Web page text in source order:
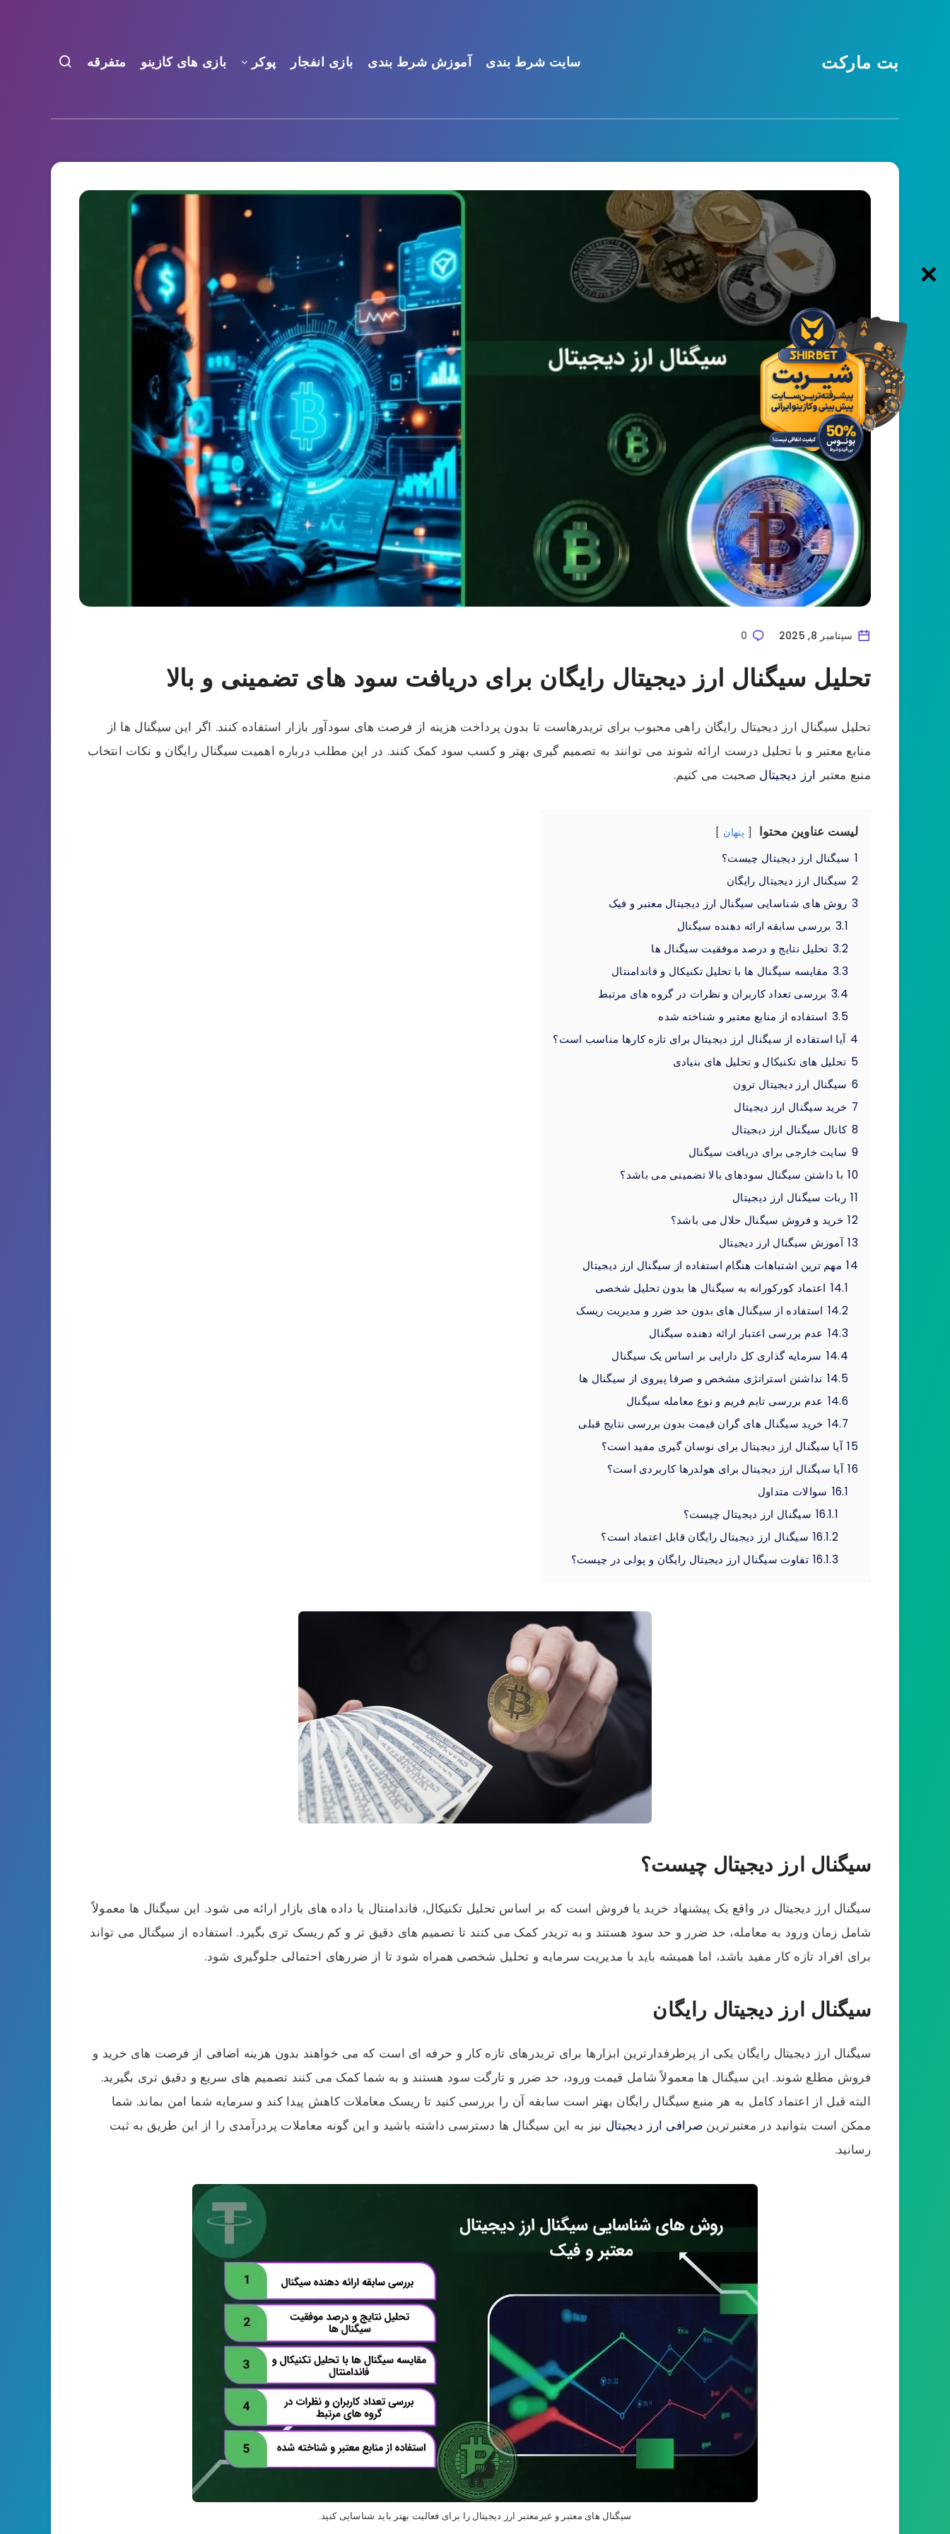
بت مارکت سایت شرط بندی آموزش شرط بندی بازی انفجار پوکر بازی های کازینو متفرقه
سپتامبر 8, 2025 0
تحلیل سیگنال ارز دیجیتال رایگان برای دریافت سود های تضمینی و بالا
تحلیل سیگنال ارز دیجیتال رایگان راهی محبوب برای تریدرهاست تا بدون پرداخت هزینه از فرصت های سودآور بازار استفاده کنند. اگر این سیگنال ها از
منابع معتبر و با تحلیل درست ارائه شوند می توانند به تصمیم گیری بهتر و کسب سود کمک کنند. در این مطلب درباره اهمیت سیگنال رایگان و نکات انتخاب
منبع معتبر ارز دیجیتال صحبت می کنیم.
لیست عناوین محتوا پنهان
1 سیگنال ارز دیجیتال چیست؟
2 سیگنال ارز دیجیتال رایگان
3 روش‌ های شناسایی سیگنال ارز دیجیتال معتبر و فیک
3.1 بررسی سابقه ارائه‌ دهنده سیگنال
3.2 تحلیل نتایج و درصد موفقیت سیگنال‌ ها
3.3 مقایسه سیگنال‌ ها با تحلیل تکنیکال و فاندامنتال
3.4 بررسی تعداد کاربران و نظرات در گروه‌ های مرتبط
3.5 استفاده از منابع معتبر و شناخته‌ شده
4 آیا استفاده از سیگنال ارز دیجیتال برای تازه‌ کارها مناسب است؟
5 تحلیل‌ های تکنیکال و تحلیل ‌های بنیادی
6 سیگنال ارز دیجیتال ترون
7 خرید سیگنال ارز دیجیتال
8 کانال سیگنال ارز دیجیتال
9 سایت خارجی برای دریافت سیگنال
10 با داشتن سیگنال سودهای بالا تضمینی می باشد؟
11 ربات سیگنال ارز دیجیتال
12 خرید و فروش سیگنال حلال می باشد؟
13 آموزش سیگنال ارز دیجیتال
14 مهم‌ ترین اشتباهات هنگام استفاده از سیگنال ارز دیجیتال
14.1 اعتماد کورکورانه به سیگنال‌ ها بدون تحلیل شخصی
14.2 استفاده از سیگنال‌ های بدون حد ضرر و مدیریت ریسک
14.3 عدم بررسی اعتبار ارائه‌ دهنده سیگنال
14.4 سرمایه‌ گذاری کل دارایی بر اساس یک سیگنال
14.5 نداشتن استراتژی مشخص و صرفا پیروی از سیگنال‌ ها
14.6 عدم بررسی تایم‌ فریم و نوع معامله سیگنال
14.7 خرید سیگنال‌ های گران‌ قیمت بدون بررسی نتایج قبلی
15 آیا سیگنال ارز دیجیتال برای نوسان‌ گیری مفید است؟
16 آیا سیگنال ارز دیجیتال برای هولدرها کاربردی است؟
16.1 سوالات متداول
16.1.1 سیگنال ارز دیجیتال چیست؟
16.1.2 سیگنال ارز دیجیتال رایگان قابل اعتماد است؟
16.1.3 تفاوت سیگنال ارز دیجیتال رایگان و پولی در چیست؟
سیگنال ارز دیجیتال چیست؟
سیگنال ارز دیجیتال در واقع یک پیشنهاد خرید یا فروش است که بر اساس تحلیل تکنیکال، فاندامنتال یا داده های بازار ارائه می شود. این سیگنال ها معمولاً
شامل زمان ورود به معامله، حد ضرر و حد سود هستند و به تریدر کمک می کنند تا تصمیم های دقیق تر و کم ریسک تری بگیرد. استفاده از سیگنال می تواند
برای افراد تازه کار مفید باشد، اما همیشه باید با مدیریت سرمایه و تحلیل شخصی همراه شود تا از ضررهای احتمالی جلوگیری شود.
سیگنال ارز دیجیتال رایگان
سیگنال ارز دیجیتال رایگان یکی از پرطرفدارترین ابزارها برای تریدرهای تازه کار و حرفه ای است که می خواهند بدون هزینه اضافی از فرصت های خرید و
فروش مطلع شوند. این سیگنال ها معمولاً شامل قیمت ورود، حد ضرر و تارگت سود هستند و به شما کمک می کنند تصمیم های سریع و دقیق تری بگیرید.
البته قبل از اعتماد کامل به هر منبع سیگنال رایگان بهتر است سابقه آن را بررسی کنید تا ریسک معاملات کاهش پیدا کند و سرمایه شما امن بماند. شما
ممکن است بتوانید در معتبرترین صرافی ارز دیجیتال نیز به این سیگنال ها دسترسی داشته باشید و این گونه معاملات پردرآمدی را از این طریق به ثبت
رسانید.
سیگنال های معتبر و غیرمعتبر ارز دیجیتال را برای فعالیت بهتر باید شناسایی کنید.